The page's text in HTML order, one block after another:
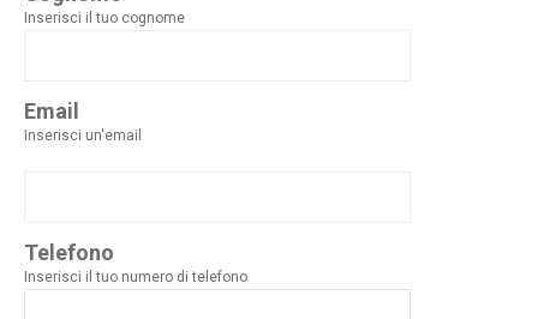
Inserisci il tuo cognome
Email
Inserisci un'email
Telefono
Inserisci il tuo numero di telefono